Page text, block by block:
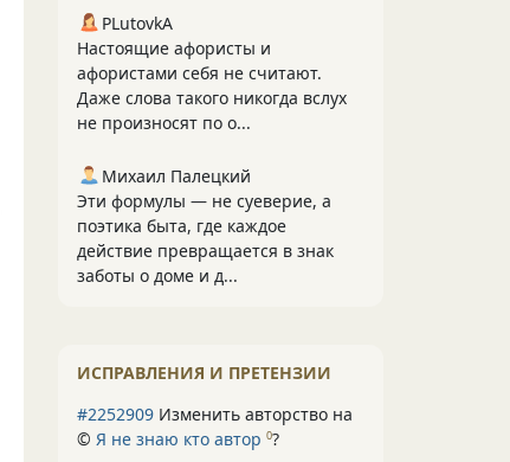
PLutоvkА
Настоящие афористы и
афористами себя не считают.
Даже слова такого никогда вслух
не произносят по о...
Михаил Палецкий
Эти формулы — не суеверие, а
поэтика быта, где каждое
действие превращается в знак
заботы о доме и д...
ИСПРАВЛЕНИЯ И ПРЕТЕНЗИИ
#2252909 Изменить авторство на
© Я не знаю кто автор 0?